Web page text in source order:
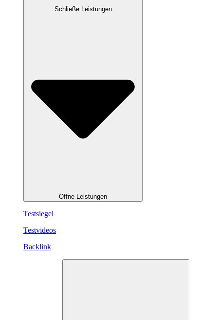
Schließe Leistungen
Öffne Leistungen
Testsiegel
Testvideos
Backlink